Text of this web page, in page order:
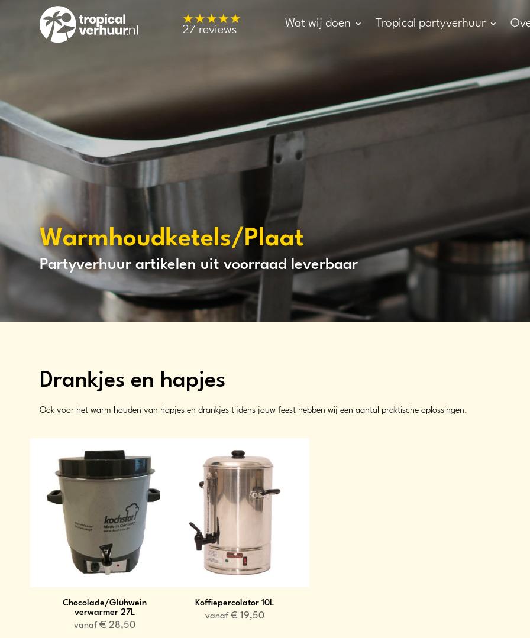
★★★★★
27 reviews
Wat wij doen Tropical partyverhuur
Warmhoudketels/Plaat
Partyverhuur artikelen uit voorraad leverbaar
Drankjes en hapjes
Ook voor het warm houden van hapjes en drankjes tijdens jouw feest hebben wij een aantal praktische oplossingen.
Chocolade/Glühwein
verwarmer 27L
vanaf € 28,50
Koffiepercolator 10L
vanaf € 19,50